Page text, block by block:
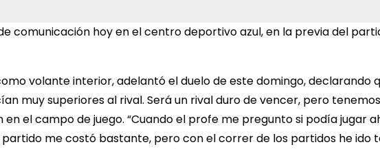
comunicación hoy en el centro deportivo azul, en la previa del
volante interior, adelantó el duelo de este domingo, declarando
muy superiores al rival. Será un rival duro de vencer, pero
el campo de juego. “Cuando el profe me pregunto si podía jugar
partido me costó bastante, pero con el correr de los partidos he